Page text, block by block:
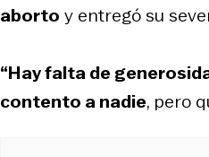
aborto y entregó su
“Hay falta de
contento a nadie, pero